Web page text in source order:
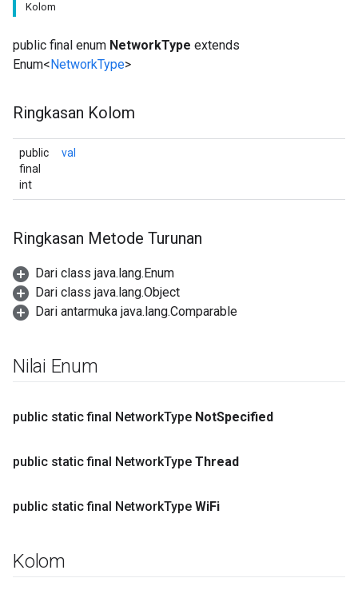
Kolom
public final enum NetworkType extends
Enum<NetworkType>
Ringkasan Kolom
public
final
int
val
Ringkasan Metode Turunan
Dari class java.lang.Enum
Dari class java.lang.Object
Dari antarmuka java.lang.Comparable
Nilai Enum
public static final NetworkType NotSpecified
public static final NetworkType Thread
public static final NetworkType WiFi
Kolom